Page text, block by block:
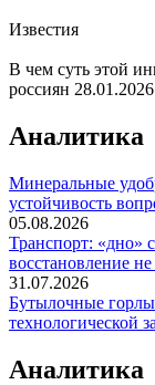
Известия
В чем суть этой
россиян 28.01.2026
Аналитика
Минеральные
устойчивость
05.08.2026
Транспорт: «дно»
восстановление
31.07.2026
Бутылочные
технологической
Аналитика